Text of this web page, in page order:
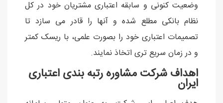
وضعيت کنونی و سابقه اعتباری مشتریان خود در کل
نظام بانکی مطلع شده و آنها را قادر می سازد تا
تصمیمات اعتباری خود را بصورت علمی، با ریسک کمتر
و در زمان سریع تری اتخاذ نمایند.
اهداف شرکت مشاوره رتبه بندی اعتباری
ایران